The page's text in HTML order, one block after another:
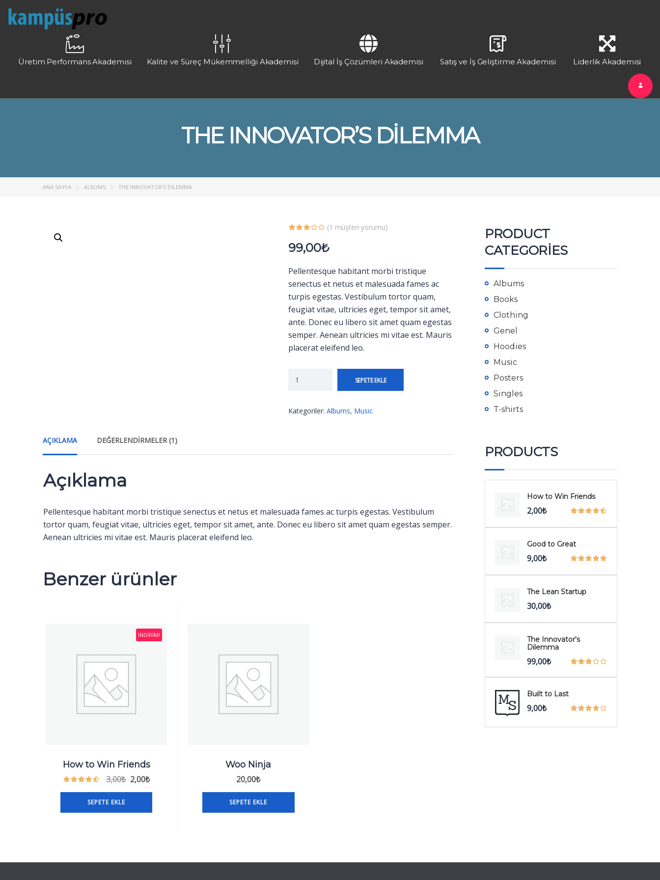
Üretim Performans Akademisi Kalite ve Süreç Mükemmelliği Akademisi Dijital İş Çözümleri Akademisi Satış ve İş Geliştirme Akademisi Liderlik Akademisi
THE INNOVATOR’S DILEMMA
ANA SAYFA ALBUMS THE INNOVATOR’S DILEMMA
(1 müşteri yorumu)
99,00₺
Pellentesque habitant morbi tristique
senectus et netus et malesuada fames ac
turpis egestas. Vestibulum tortor quam,
feugiat vitae, ultricies eget, tempor sit amet,
ante. Donec eu libero sit amet quam egestas
semper. Aenean ultricies mi vitae est. Mauris
placerat eleifend leo.
SEPETE EKLE
Kategoriler: Albums, Music
AÇIKLAMA DEĞERLENDIRMELER (1)
Açıklama
Pellentesque habitant morbi tristique senectus et netus et malesuada fames ac turpis egestas. Vestibulum
tortor quam, feugiat vitae, ultricies eget, tempor sit amet, ante. Donec eu libero sit amet quam egestas semper.
Aenean ultricies mi vitae est. Mauris placerat eleifend leo.
Benzer ürünler
İNDIRIM!
How to Win Friends
3,00₺ 2,00₺
SEPETE EKLE
Woo Ninja
20,00₺
SEPETE EKLE
PRODUCT
CATEGORIES
Albums
Books
Clothing
Genel
Hoodies
Music
Posters
Singles
T-shirts
PRODUCTS
How to Win Friends
2,00₺
Good to Great
9,00₺
The Lean Startup
30,00₺
The Innovator's
Dilemma
99,00₺
Built to Last
9,00₺